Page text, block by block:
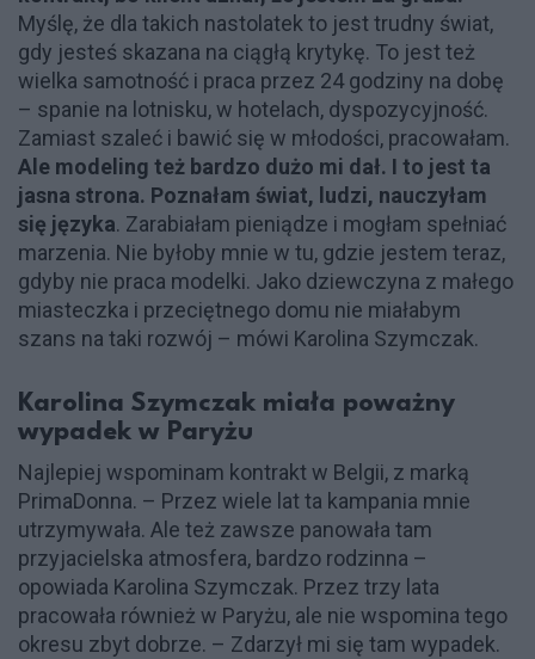
Myślę, że dla takich nastolatek to jest trudny świat,
gdy jesteś skazana na ciągłą krytykę. To jest też
wielka samotność i praca przez 24 godziny na dobę
– spanie na lotnisku, w hotelach, dyspozycyjność.
Zamiast szaleć i bawić się w młodości, pracowałam.
Ale modeling też bardzo dużo mi dał. I to jest ta
jasna strona. Poznałam świat, ludzi, nauczyłam
się języka. Zarabiałam pieniądze i mogłam spełniać
marzenia. Nie byłoby mnie w tu, gdzie jestem teraz,
gdyby nie praca modelki. Jako dziewczyna z małego
miasteczka i przeciętnego domu nie miałabym
szans na taki rozwój – mówi Karolina Szymczak.
Karolina Szymczak miała poważny
wypadek w Paryżu
Najlepiej wspominam kontrakt w Belgii, z marką
PrimaDonna. – Przez wiele lat ta kampania mnie
utrzymywała. Ale też zawsze panowała tam
przyjacielska atmosfera, bardzo rodzinna –
opowiada Karolina Szymczak. Przez trzy lata
pracowała również w Paryżu, ale nie wspomina tego
okresu zbyt dobrze. – Zdarzył mi się tam wypadek.